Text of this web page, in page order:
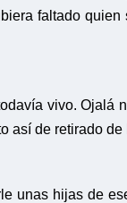
faltado
vivo. Ojalá
así de retirado
unas hijas de